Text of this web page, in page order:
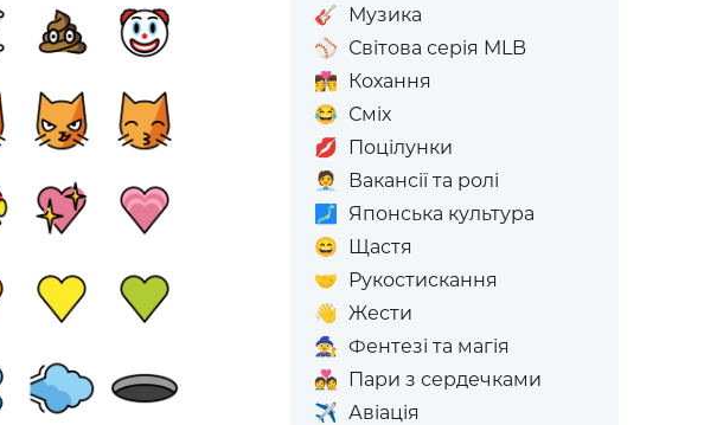
🎸 Музика
⚾ Світова серія MLB
👩‍❤️‍💋‍👨 Кохання
😂 Сміх
💋 Поцілунки
🧑‍💼
Вакансії та ролі
🗾
Японська культура
😄 Щастя
🤝 Рукостискання
👋 Жести
🧙 Фентезі та магія
💑 Пари з сердечками
✈️ Авіація